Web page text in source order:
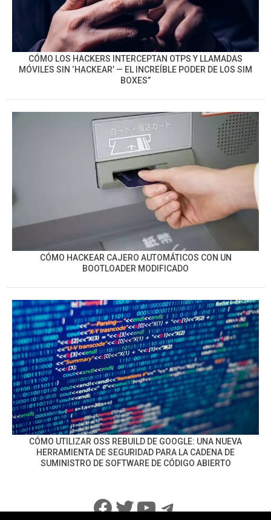
CÓMO LOS HACKERS INTERCEPTAN OTPS Y LLAMADAS
MÓVILES SIN ‘HACKEAR’ — EL INCREÍBLE PODER DE LOS SIM
BOXES”
CÓMO HACKEAR CAJERO AUTOMÁTICOS CON UN
BOOTLOADER MODIFICADO
CÓMO UTILIZAR OSS REBUILD DE GOOGLE: UNA NUEVA
HERRAMIENTA DE SEGURIDAD PARA LA CADENA DE
SUMINISTRO DE SOFTWARE DE CÓDIGO ABIERTO
Facebook
Twitter
YouTube
Telegram